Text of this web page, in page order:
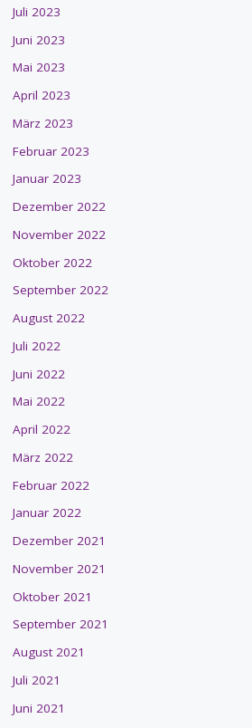
Juli 2023
Juni 2023
Mai 2023
April 2023
März 2023
Februar 2023
Januar 2023
Dezember 2022
November 2022
Oktober 2022
September 2022
August 2022
Juli 2022
Juni 2022
Mai 2022
April 2022
März 2022
Februar 2022
Januar 2022
Dezember 2021
November 2021
Oktober 2021
September 2021
August 2021
Juli 2021
Juni 2021